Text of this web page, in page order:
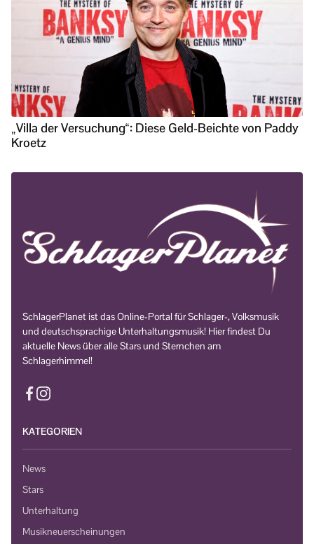
„Villa der Versuchung“: Diese Geld-Beichte von Paddy
Kroetz
SchlagerPlanet ist das Online-Portal für Schlager-, Volksmusik
und deutschsprachige Unterhaltungsmusik! Hier findest Du
aktuelle News über alle Stars und Sternchen am
Schlagerhimmel!
KATEGORIEN
News
Stars
Unterhaltung
Musikneuerscheinungen